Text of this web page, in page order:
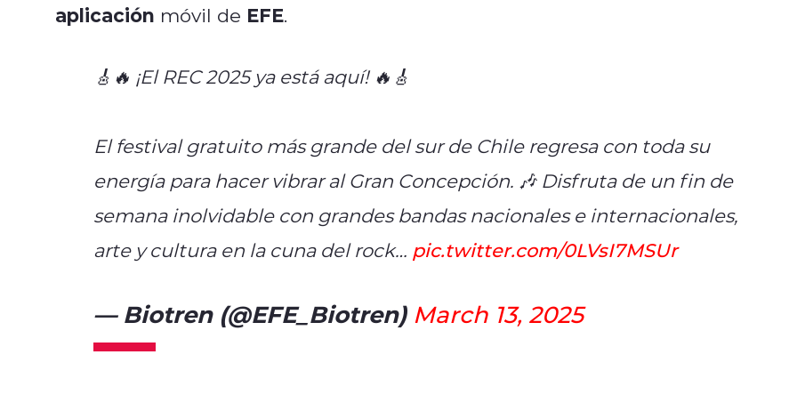
aplicación móvil de EFE.
🎸🔥 ¡El REC 2025 ya está aquí! 🔥🎸
El festival gratuito más grande del sur de Chile regresa con toda su
energía para hacer vibrar al Gran Concepción. 🎶 Disfruta de un fin de
semana inolvidable con grandes bandas nacionales e internacionales,
arte y cultura en la cuna del rock… pic.twitter.com/0LVsI7MSUr
— Biotren (@EFE_Biotren) March 13, 2025